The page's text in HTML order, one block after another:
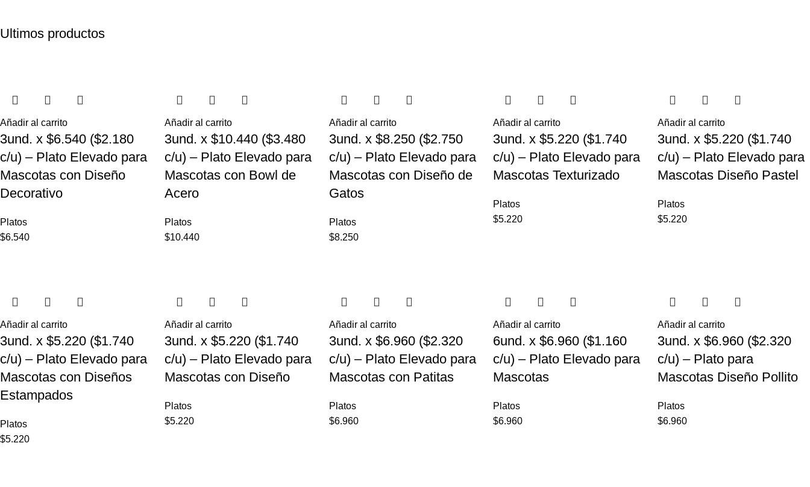
Ultimos productos
Añadir al carrito
3und. x $6.540 ($2.180
c/u) – Plato Elevado para
Mascotas con Diseño
Decorativo
Platos
$6.540
Añadir al carrito
3und. x $10.440 ($3.480
c/u) – Plato Elevado para
Mascotas con Bowl de
Acero
Platos
$10.440
Añadir al carrito
3und. x $8.250 ($2.750
c/u) – Plato Elevado para
Mascotas con Diseño de
Gatos
Platos
$8.250
Añadir al carrito
3und. x $5.220 ($1.740
c/u) – Plato Elevado para
Mascotas Texturizado
Platos
$5.220
Añadir al carrito
3und. x $5.220 ($1.740
c/u) – Plato Elevado para
Mascotas Diseño Pastel
Platos
$5.220
Añadir al carrito
3und. x $5.220 ($1.740
c/u) – Plato Elevado para
Mascotas con Diseños
Estampados
Platos
$5.220
Añadir al carrito
3und. x $5.220 ($1.740
c/u) – Plato Elevado para
Mascotas con Diseño
Platos
$5.220
Añadir al carrito
3und. x $6.960 ($2.320
c/u) – Plato Elevado para
Mascotas con Patitas
Platos
$6.960
Añadir al carrito
6und. x $6.960 ($1.160
c/u) – Plato Elevado para
Mascotas
Platos
$6.960
Añadir al carrito
3und. x $6.960 ($2.320
c/u) – Plato para
Mascotas Diseño Pollito
Platos
$6.960